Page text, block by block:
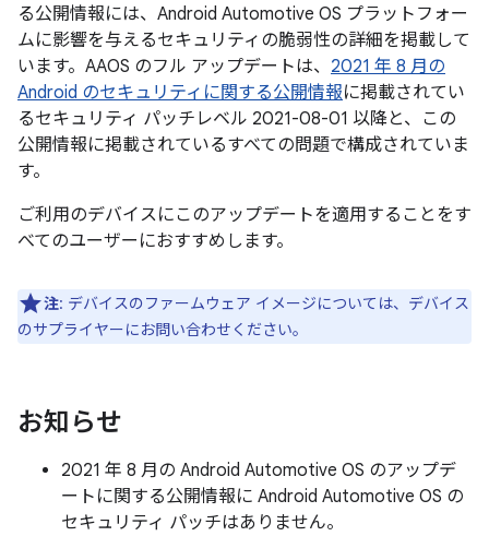
る公開情報には、Android Automotive OS プラットフォー
ムに影響を与えるセキュリティの脆弱性の詳細を掲載して
います。AAOS のフル アップデートは、 2021 年 8 月の
Android のセキュリティに関する公開情報に掲載されてい
るセキュリティ パッチレベル 2021-08-01 以降と、この
公開情報に掲載されているすべての問題で構成されていま
す。
ご利用のデバイスにこのアップデートを適用することをす
べてのユーザーにおすすめします。
注: デバイスのファームウェア イメージについては、デバイス
のサプライヤーにお問い合わせください。
お知らせ
2021 年 8 月の Android Automotive OS のアップデ
ートに関する公開情報に Android Automotive OS の
セキュリティ パッチはありません。